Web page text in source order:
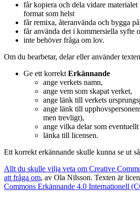
får kopiera och dela vidare
format som helst
får remixa, återanvända och bygga
får använda det i kommersiella syfte
inte behöver fråga om lov.
Om du bearbetar, delar eller använder
Ge ett korrekt Erkännande
ange verkets namn,
ange vem som skapat verket,
ange länk till verkets
ange länk till
men trevligt),
ange vilka delar som eventuellt
länka till licensen.
Ett korrekt erkännande skulle kunna se ut
Allt du skulle vilja veta om Creative
att fråga om, av Ola Nilsson. Texten är
Commons Erkännande 4.0 Internationell